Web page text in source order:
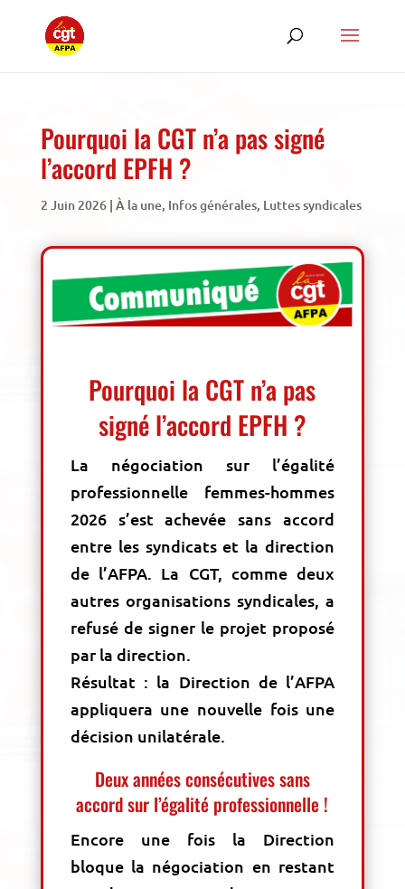
Pourquoi la CGT n’a pas signé
l’accord EPFH ?
2 Juin 2026| À la une, Infos générales, Luttes syndicales
Pourquoi la CGT n’a pas
signé l’accord EPFH ?
La négociation sur l’égalité
professionnelle femmes-hommes
2026 s’est achevée sans accord
entre les syndicats et la direction
de l’AFPA. La CGT, comme deux
autres organisations syndicales, a
refusé de signer le projet proposé
par la direction.
Résultat : la Direction de l’AFPA
appliquera une nouvelle fois une
décision unilatérale.
Deux années consécutives sans
accord sur l’égalité professionnelle !
Encore une fois la Direction
bloque la négociation en restant